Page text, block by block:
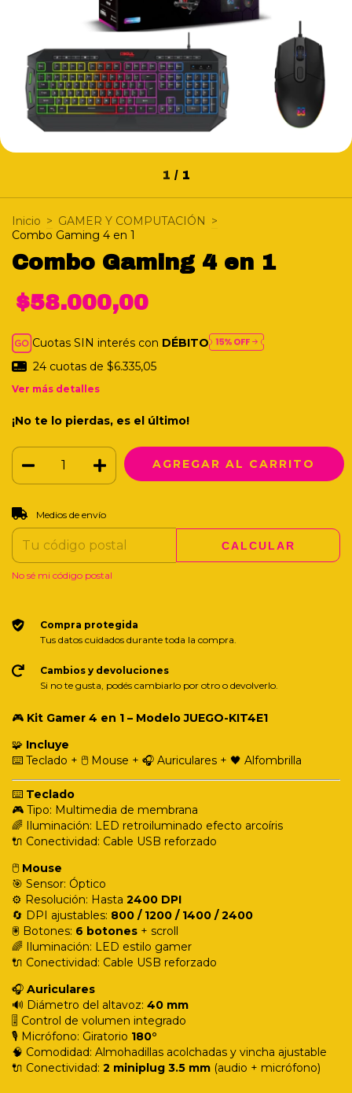
1 / 1
Inicio > GAMER Y COMPUTACIÓN >
Combo Gaming 4 en 1
Combo Gaming 4 en 1
$58.000,00
Cuotas SIN interés con DÉBITO
24 cuotas de $6.335,05
Ver más detalles
¡No te lo pierdas, es el último!
Entregas para el CP:
Medios de envío
CALCULAR
No sé mi código postal
Compra protegida
Tus datos cuidados durante toda la compra.
Cambios y devoluciones
Si no te gusta, podés cambiarlo por otro o devolverlo.
🎮 Kit Gamer 4 en 1 – Modelo JUEGO-KIT4E1
🧩 Incluye
⌨️ Teclado + 🖱️ Mouse + 🎧 Auriculares + 🖤 Alfombrilla
⌨️ Teclado
🎮 Tipo: Multimedia de membrana
🌈 Iluminación: LED retroiluminado efecto arcoíris
🔌 Conectividad: Cable USB reforzado
🖱️ Mouse
🎯 Sensor: Óptico
⚙️ Resolución: Hasta 2400 DPI
🔄 DPI ajustables: 800 / 1200 / 1400 / 2400
🖲️ Botones: 6 botones + scroll
🌈 Iluminación: LED estilo gamer
🔌 Conectividad: Cable USB reforzado
🎧 Auriculares
🔊 Diámetro del altavoz: 40 mm
🎚️ Control de volumen integrado
🎙️ Micrófono: Giratorio 180°
🧠 Comodidad: Almohadillas acolchadas y vincha ajustable
🔌 Conectividad: 2 miniplug 3.5 mm (audio + micrófono)